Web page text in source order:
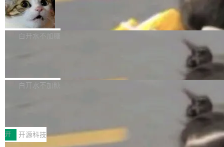
ceXAI的资金消耗速度尤为引人瞩目。然而，支
撑庞大支出的资金来源却呈现出截然不同的面
貌。数据显示，微软和 Meta 主要依托充沛的经
你可以用 curl -fsSL https://dev.meta.ai/install.
sh | bash 安装一个能在大项目里自动规划、写
代码、验证结果的 AI 终端工具。 据介绍，Muse
个主 agent 循环，外加一组后台 agent。这些后
美团开源 LoHoSearch，用知识图谱校
准 AI 能力认知
机器出题的前提，是让机器拥有全局视野。整个
构建流程可以分为四个环节：建图 → 控制难度
白开水不加糖
库，并将作为transport接入Mooncake TENT。
MPComm将作为一种传输引擎接入Mooncake T
ENT，实现零拷贝传输性能提升30%、非零拷贝
白开水不加糖
型案例入选名单》，深信服“面向企业研发场景的
开源 AI 编程平台 CoStrict 应用”凭借卓越的技术
开 开源科技